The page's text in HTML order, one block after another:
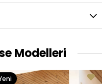
Modelleri